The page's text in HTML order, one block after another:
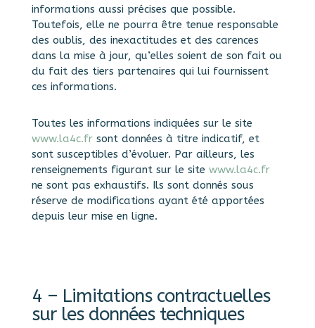
informations aussi précises que possible.
Toutefois, elle ne pourra être tenue responsable
des oublis, des inexactitudes et des carences
dans la mise à jour, qu’elles soient de son fait ou
du fait des tiers partenaires qui lui fournissent
ces informations.
Toutes les informations indiquées sur le site
www.la4c.frsont données à titre indicatif, et
sont susceptibles d’évoluer. Par ailleurs, les
renseignements figurant sur le site www.la4c.fr
ne sont pas exhaustifs. Ils sont donnés sous
réserve de modifications ayant été apportées
depuis leur mise en ligne.
4 – Limitations contractuelles
sur les données techniques